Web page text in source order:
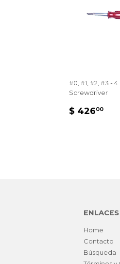
#0, #1, #2, #3 - 4
Screwdriver
PRECIO
$ 42600
Home
Contacto
Búsqueda